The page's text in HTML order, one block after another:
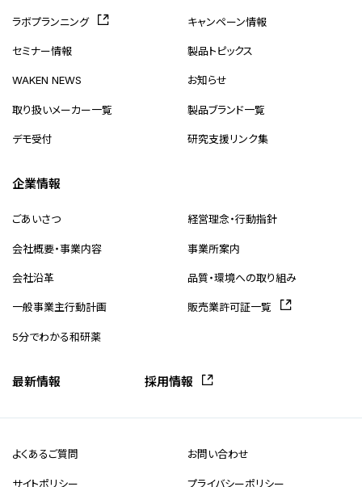
ラボプランニング キャンペーン情報
セミナー情報 製品トピックス
WAKEN NEWS お知らせ
取り扱いメーカー一覧 製品ブランド一覧
デモ受付 研究支援リンク集
企業情報
ごあいさつ 経営理念・行動指針
会社概要・事業内容 事業所案内
会社沿革 品質・環境への取り組み
一般事業主行動計画 販売業許可証一覧
5分でわかる和研薬
最新情報 採用情報
よくあるご質問 お問い合わせ
サイトポリシー プライバシーポリシー